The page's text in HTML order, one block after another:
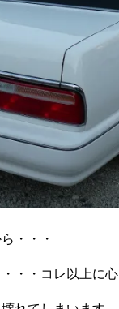
・・・
・・コレ以上に